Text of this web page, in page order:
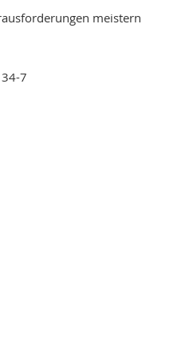
meistern
7